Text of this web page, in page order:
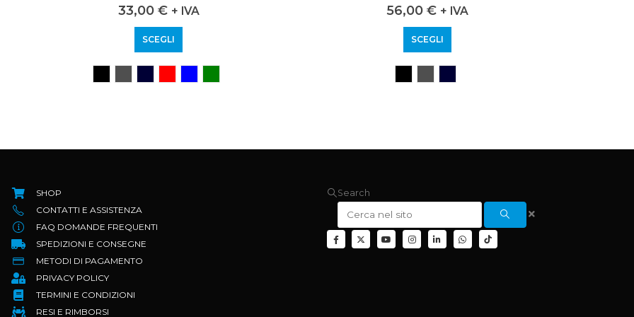
0out of 5
33,00 € + IVA
SCEGLI
0out of 5
56,00 € + IVA
SCEGLI
SHOP
CONTATTI E ASSISTENZA
FAQ DOMANDE FREQUENTI
SPEDIZIONI E CONSEGNE
METODI DI PAGAMENTO
PRIVACY POLICY
TERMINI E CONDIZIONI
RESI E RIMBORSI
Search